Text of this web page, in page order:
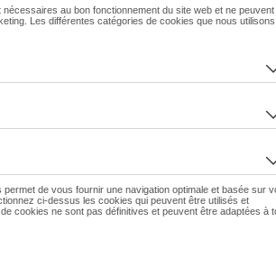
Contactez votre concessionnaire